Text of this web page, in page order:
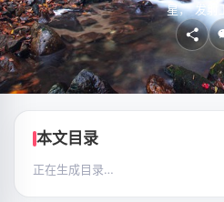
星， 发射
本文目录
正在生成目录…